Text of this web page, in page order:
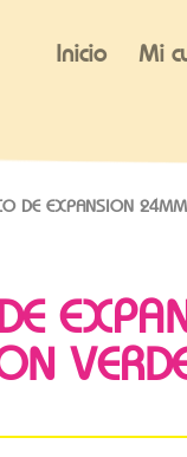
Inicio Mi
DE EXPANSION 24MM